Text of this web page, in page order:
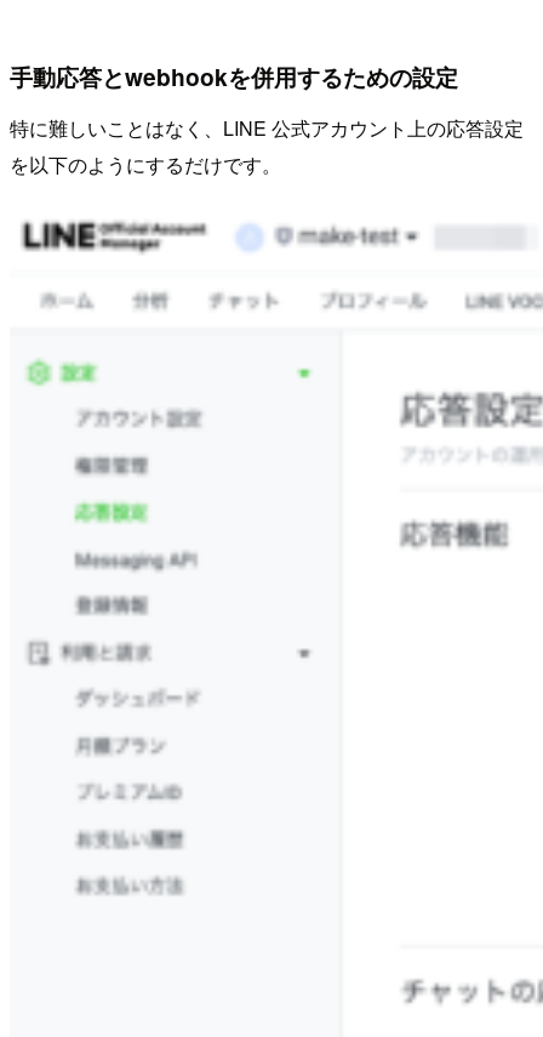
手動応答とwebhookを併用するための設定
特に難しいことはなく、LINE 公式アカウント上の応答設定
を以下のようにするだけです。